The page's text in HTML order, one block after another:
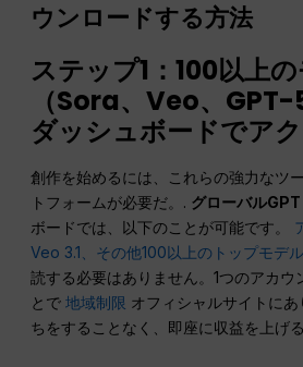
ウンロードする方法
ステップ1：100以上
（Sora、Veo、GPT-
ダッシュボードでア
創作を始めるには、これらの強力なツ
トフォームが必要だ。. グローバルGPT
ボードでは、以下のことが可能です。
Veo 3.1、その他100以上のトップモデル
読する必要はありません。1つのアカウ
とで地域制限 オフィシャルサイトに
ちをすることなく、即座に収益を上げ